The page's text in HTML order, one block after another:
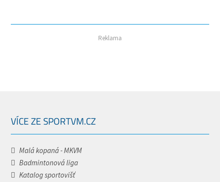
Reklama
VÍCE ZE SPORTVM.CZ
Malá kopaná - MKVM
Badmintonová liga
Katalog sportovišť